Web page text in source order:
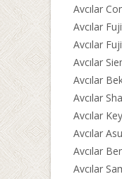
Avcılar
Avcılar
Avcılar
Avcılar
Avcılar
Avcılar
Avcılar
Avcılar
Avcılar
Avcılar